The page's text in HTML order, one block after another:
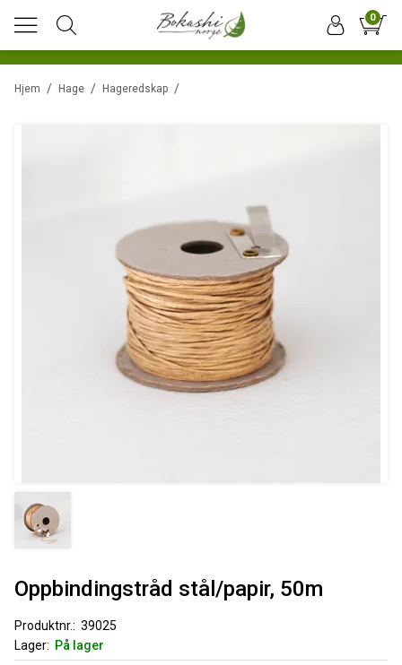
0
/
Hjem /
Hage /
Hageredskap
Oppbindingstråd stål/papir, 50m
Produktnr.
39025
Lager
På lager